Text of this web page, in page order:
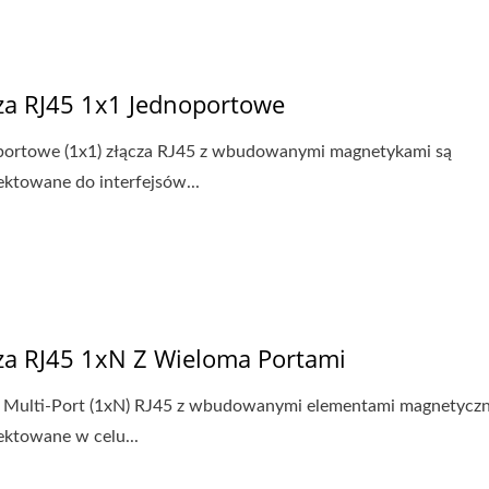
RJ45 1x1 Jednoportowe
(1x1) złącza RJ45 z wbudowanymi magnetykami są
do interfejsów...
RJ45 1xN Z Wieloma Portami
Multi-Port (1xN) RJ45 z wbudowanymi elementami
w celu...
Choke Toroidalny RJ45 Z Magnetyką